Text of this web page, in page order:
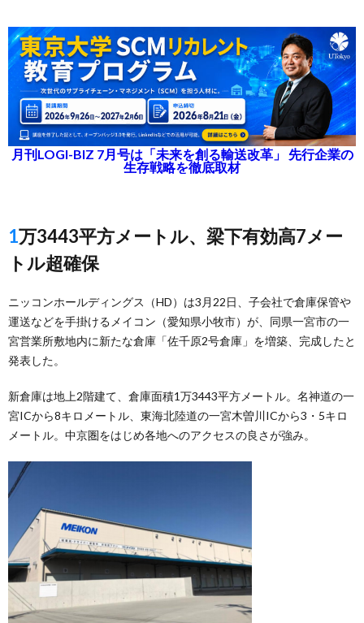
月刊LOGI-BIZ 7月号は「未来を創る輸送改革」 先行企業の
生存戦略を徹底取材
1万3443平方メートル、梁下有効高7メー
トル超確保
ニッコンホールディングス（HD）は3月22日、子会社で倉庫保管や
運送などを手掛けるメイコン（愛知県小牧市）が、同県一宮市の一
宮営業所敷地内に新たな倉庫「佐千原2号倉庫」を増築、完成したと
発表した。
新倉庫は地上2階建て、倉庫面積1万3443平方メートル。名神道の一
宮ICから8キロメートル、東海北陸道の一宮木曽川ICから3・5キロ
メートル。中京圏をはじめ各地へのアクセスの良さが強み。